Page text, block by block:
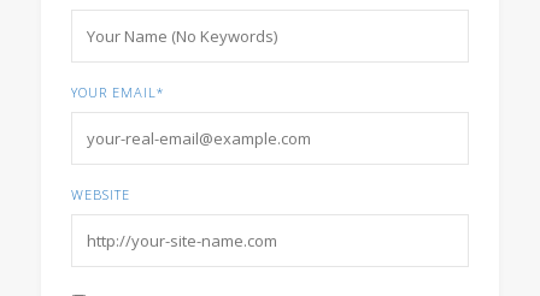
YOUR EMAIL*
WEBSITE